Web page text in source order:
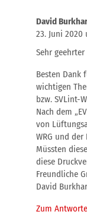
David
23. Juni
Sehr
Besten Dank
wichtigen
bzw. SVLint-
Nach dem
von
WRG und
Müssten
diese
Freundliche
David
Zum